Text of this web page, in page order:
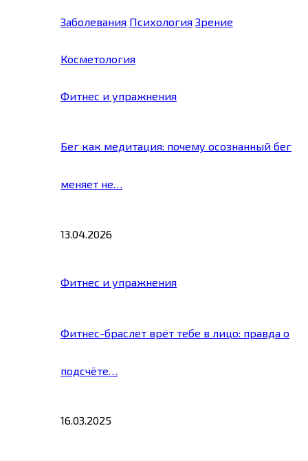
Заболевания Психология Зрение
Косметология
Фитнес и упражнения
Бег как медитация: почему осознанный бег
меняет не…
13.04.2026
Фитнес и упражнения
Фитнес-браслет врёт тебе в лицо: правда о
подсчёте…
16.03.2025